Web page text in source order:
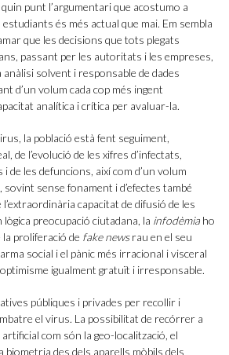
quin punt l’argumentari que acostumo a
és més actual que mai. Em sembla
que les decisions que tots plegats
passant per les autoritats i les empreses,
solvent i responsable de dades
d’un volum cada cop més ingent
analítica i crítica per avaluar-la.
la població està fent seguiment,
de l’evolució de les xifres d’infectats,
i de les defuncions, així com d’un volum
sovint sense fonament i d’efectes també
capacitat de difusió de les
lògica preocupació ciutadana, la infodèmia ho
proliferació de fake newsrau en el seu
social i el pànic més irracional i visceral
igualment gratuït i irresponsable.
públiques i privades per recollir i
el virus. La possibilitat de recórrer a
artificial com són la geo-localització, el
biometria des dels aparells mòbils dels